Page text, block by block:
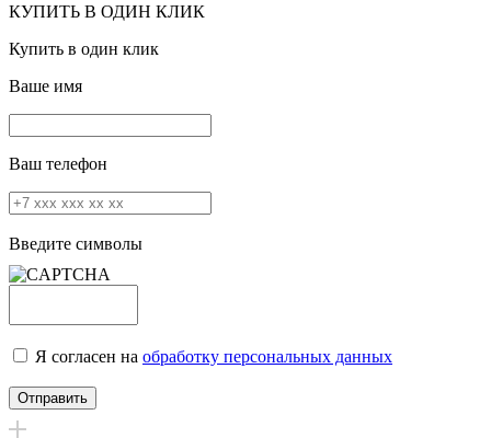
КУПИТЬ В ОДИН КЛИК
Купить в один клик
Ваше имя
Ваш телефон
Введите символы
Я согласен на обработку персональных данных